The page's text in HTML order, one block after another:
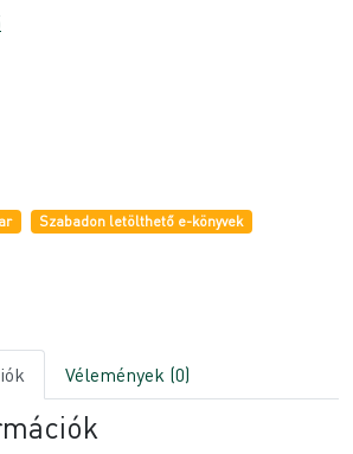
Szabadon letölthető e-könyvek
Vélemények (0)